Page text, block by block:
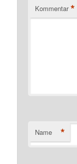
Kommentar *
Name *